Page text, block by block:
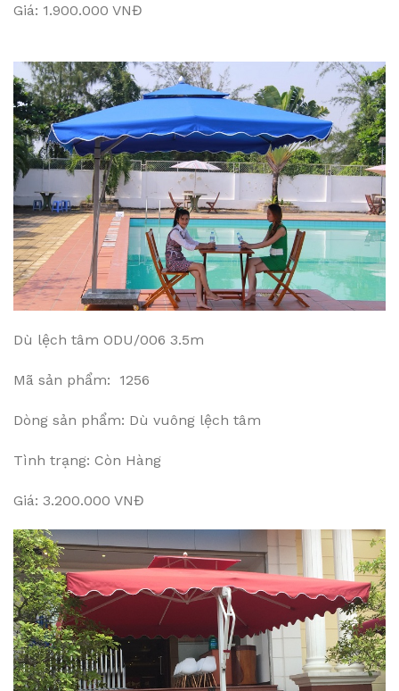
Giá: 1.900.000 VNĐ
Dù lệch tâm ODU/006 3.5m
Mã sản phẩm: 1256
Dòng sản phẩm: Dù vuông lệch tâm
Tình trạng: Còn Hàng
Giá: 3.200.000 VNĐ